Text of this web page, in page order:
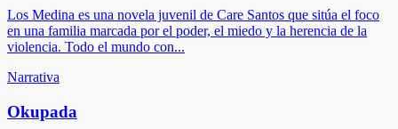
Los Medina es una novela juvenil de Care Santos que sitúa el foco
en una familia marcada por el poder, el miedo y la herencia de la
violencia. Todo el mundo con...
Narrativa
Okupada